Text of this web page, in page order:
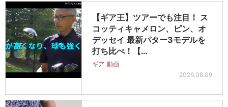
【ギア王】ツアーでも注目！ ス
コッティキャメロン、ピン、オ
デッセイ 最新パター3モデルを
打ち比べ！【…
ギア 動画
2026.08.09